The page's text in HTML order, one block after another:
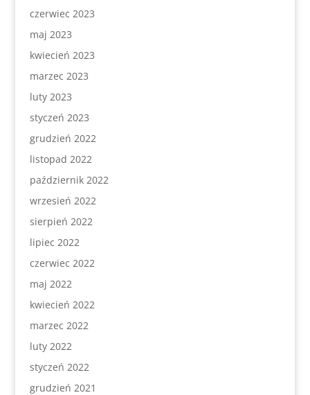
czerwiec 2023
maj 2023
kwiecień 2023
marzec 2023
luty 2023
styczeń 2023
grudzień 2022
listopad 2022
październik 2022
wrzesień 2022
sierpień 2022
lipiec 2022
czerwiec 2022
maj 2022
kwiecień 2022
marzec 2022
luty 2022
styczeń 2022
grudzień 2021